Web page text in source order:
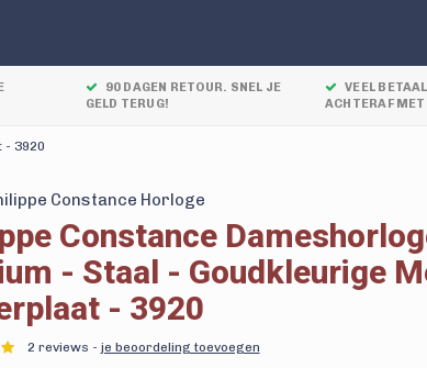
90 DAGEN RETOUR. SNEL JE
GELD TERUG!
VEEL
ACHTERAF
- 3920
Constance Horloge
Constance
- Staal - Goudkleurige
- 3920
2 reviews - je beoordeling toevoegen